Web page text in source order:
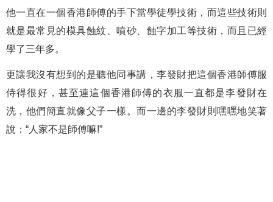
他一直在一個香港師傅的手下當學徒學技術，而這些技術則
就是最常見的模具蝕紋、噴砂、蝕字加工等技術，而且已經
學了三年多。
更讓我沒有想到的是聽他同事講，李發財把這個香港師傅服
侍得很好，甚至連這個香港師傅的衣服一直都是李發財在
洗，他們簡直就像父子一樣。而一邊的李發財則嘿嘿地笑著
說：“人家不是師傅嘛!”